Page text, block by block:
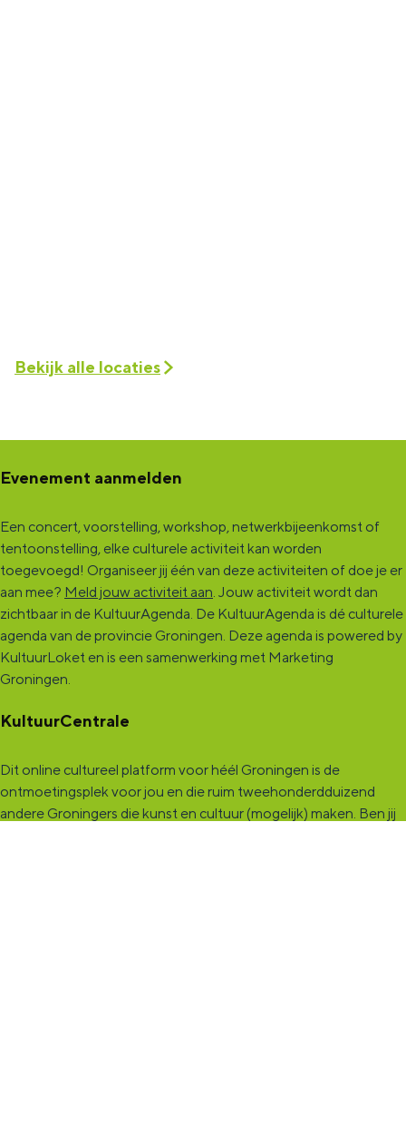
Bekijk alle locaties
Evenement aanmelden
Een concert, voorstelling, workshop, netwerkbijeenkomst of
tentoonstelling, elke culturele activiteit kan worden
toegevoegd! Organiseer jij één van deze activiteiten of doe je er
aan mee? Meld jouw activiteit aan. Jouw activiteit wordt dan
zichtbaar in de KultuurAgenda. De KultuurAgenda is dé culturele
agenda van de provincie Groningen. Deze agenda is powered by
KultuurLoket en is een samenwerking met Marketing
Groningen.
KultuurCentrale
Dit online cultureel platform voor héél Groningen is de
ontmoetingsplek voor jou en die ruim tweehonderdduizend
andere Groningers die kunst en cultuur (mogelijk) maken. Ben jij